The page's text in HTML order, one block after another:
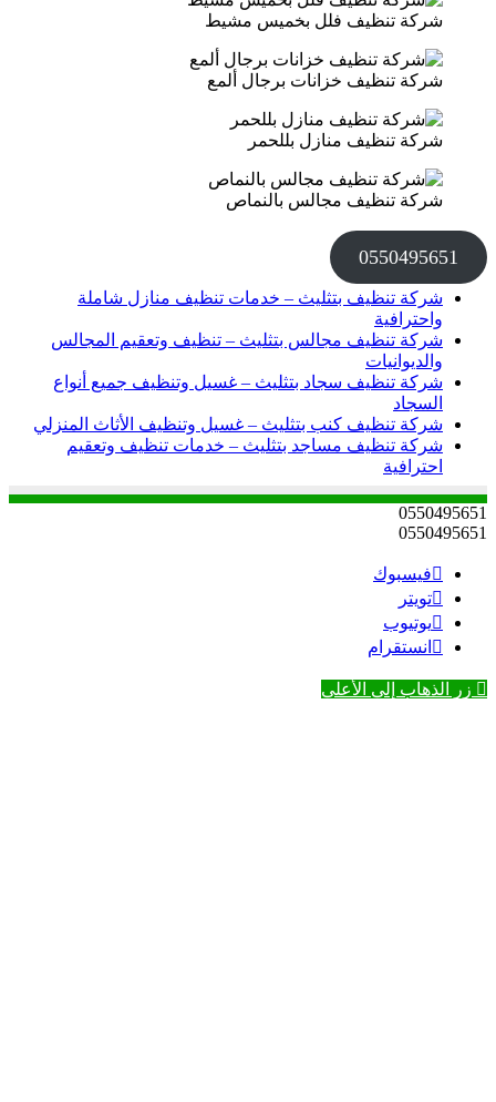
شركة تنظيف فلل بخميس مشيط
شركة تنظيف خزانات برجال ألمع
شركة تنظيف منازل بللحمر
شركة تنظيف مجالس بالنماص
0550495651
شركة تنظيف بتثليث – خدمات تنظيف منازل شاملة
واحترافية
شركة تنظيف مجالس بتثليث – تنظيف وتعقيم المجالس
والديوانيات
شركة تنظيف سجاد بتثليث – غسيل وتنظيف جميع أنواع
السجاد
شركة تنظيف كنب بتثليث – غسيل وتنظيف الأثاث المنزلي
شركة تنظيف مساجد بتثليث – خدمات تنظيف وتعقيم
احترافية
0550495651
0550495651
فيسبوك
تويتر
يوتيوب
انستقرام
زر الذهاب إلى الأعلى